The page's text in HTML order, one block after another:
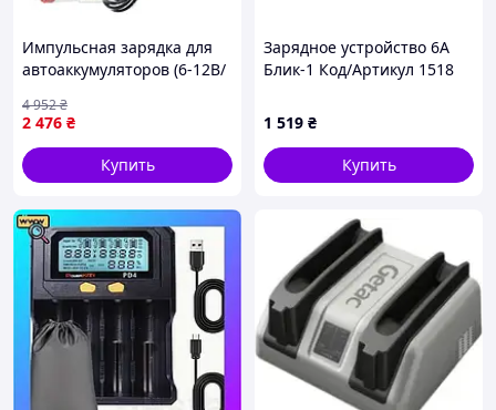
Импульсная зарядка для
автоаккумуляторов (6-12B/
акб, Зарядка для
свинцового аккумулятора,
CQS
2 476 ₴
4 952₴
Купить
Зарядное устройство 6А
Блик-1 Код/Артикул 1518
1 519 ₴
Купить